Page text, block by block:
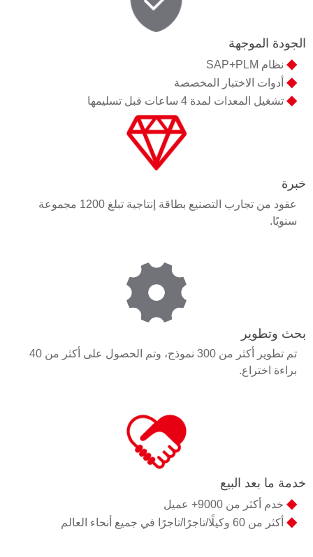
الجودة الموجهة
◆نظام SAP+PLM
◆أدوات الاختبار المخصصة
◆تشغيل المعدات لمدة 4 ساعات قبل تسليمها
خبرة
عقود من تجارب التصنيع بطاقة إنتاجية تبلغ 1200 مجموعة
سنويًا.
بحث وتطوير
تم تطوير أكثر من 300 نموذج، وتم الحصول على أكثر من 40
براءة اختراع.
خدمة ما بعد البيع
◆خدم أكثر من 9000+ عميل
◆أكثر من 60 وكيلًا/تاجرًا/تاجرًا في جميع أنحاء العالم